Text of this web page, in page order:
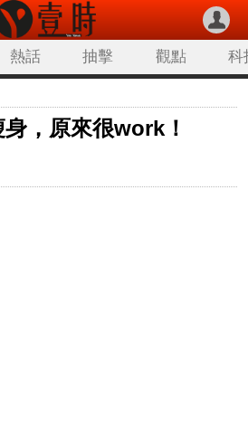
熱話 抽擊 觀點 科
，原來很work！